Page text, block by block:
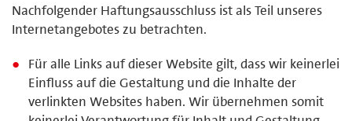
Nachfolgender Haftungsausschluss ist als Teil unseres
Internetangebotes zu betrachten.
Für alle Links auf dieser Website gilt, dass wir keinerlei
Einfluss auf die Gestaltung und die Inhalte der
verlinkten Websites haben. Wir übernehmen somit